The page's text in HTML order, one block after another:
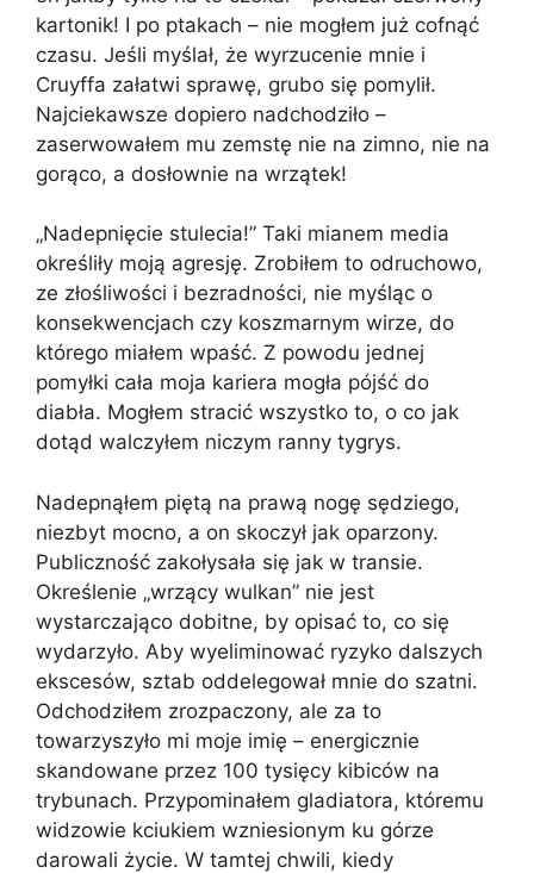
kartonik! I po ptakach – nie mogłem już cofnąć
czasu. Jeśli myślał, że wyrzucenie mnie i
Cruyffa załatwi sprawę, grubo się pomylił.
Najciekawsze dopiero nadchodziło –
zaserwowałem mu zemstę nie na zimno, nie na
gorąco, a dosłownie na wrzątek!
„Nadepnięcie stulecia!” Taki mianem media
określiły moją agresję. Zrobiłem to odruchowo,
ze złośliwości i bezradności, nie myśląc o
konsekwencjach czy koszmarnym wirze, do
którego miałem wpaść. Z powodu jednej
pomyłki cała moja kariera mogła pójść do
diabła. Mogłem stracić wszystko to, o co jak
dotąd walczyłem niczym ranny tygrys.
Nadepnąłem piętą na prawą nogę sędziego,
niezbyt mocno, a on skoczył jak oparzony.
Publiczność zakołysała się jak w transie.
Określenie „wrzący wulkan” nie jest
wystarczająco dobitne, by opisać to, co się
wydarzyło. Aby wyeliminować ryzyko dalszych
ekscesów, sztab oddelegował mnie do szatni.
Odchodziłem zrozpaczony, ale za to
towarzyszyło mi moje imię – energicznie
skandowane przez 100 tysięcy kibiców na
trybunach. Przypominałem gladiatora, któremu
widzowie kciukiem wzniesionym ku górze
darowali życie. W tamtej chwili, kiedy